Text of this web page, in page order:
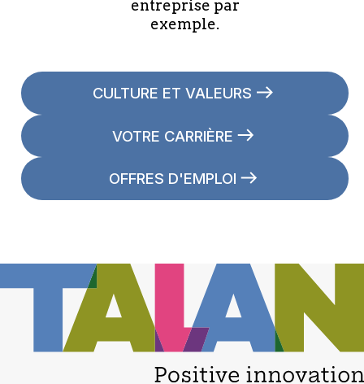
entreprise par
exemple.
CULTURE ET VALEURS
VOTRE CARRIÈRE
OFFRES D'EMPLOI